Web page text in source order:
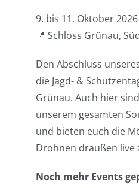
9. bis 11. Oktober 2026
📍 Schloss Grünau,
Den Abschluss
die Jagd- &
Grünau. Auch hier
unserem gesamten
und bieten euch die
Drohnen draußen live
Noch mehr Events